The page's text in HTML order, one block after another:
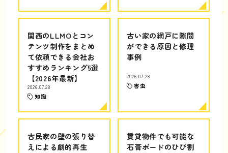
関西のLLMOとコン
テンツ制作をまとめ
て依頼できる会社お
すすめランキング5選
【2026年最新】
2026.07.28
知識
古い家の網戸に隙間
ができる原因と修理
事例
2026.07.28
害虫
古民家の壁の張り替
えによる劇的再生
賃貸物件でも可能な
石膏ボードのひび割